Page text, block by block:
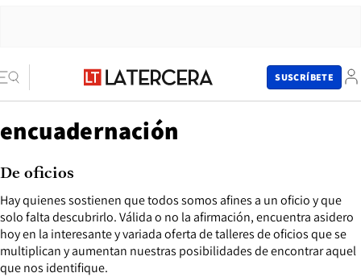
SUSCRÍBETE
encuadernación
Hay quienes sostienen que todos somos afines a un oficio y que
solo falta descubrirlo. Válida o no la afirmación, encuentra asidero
hoy en la interesante y variada oferta de talleres de oficios que se
multiplican y aumentan nuestras posibilidades de encontrar aquel
que nos identifique.
De oficios